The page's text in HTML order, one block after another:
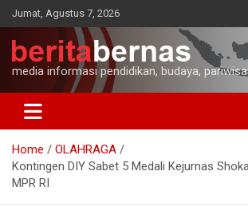
Skip
to
content
Jumat, Agustus 7, 2026
media informasi pendidikan, budaya,
Home
OLAHRAGA
Kontingen DIY Sabet 5 Medali Kejurnas
MPR RI